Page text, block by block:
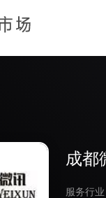
成都
服务行业